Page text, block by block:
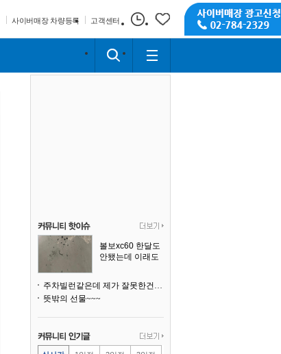
사이버매장 차량등록 고객센터
볼보xc60 한달도
안됐는데 이래도
주차빌런같은데 제가 잘못한건가요
뜻밖의 선물~~~